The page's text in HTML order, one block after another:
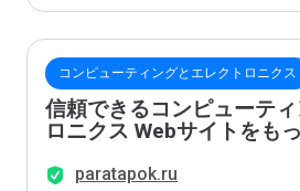
コンピューティングとエレクトロニクス
信頼できるコンピューテ
ロニクス Webサイトをも
paratapok.ru